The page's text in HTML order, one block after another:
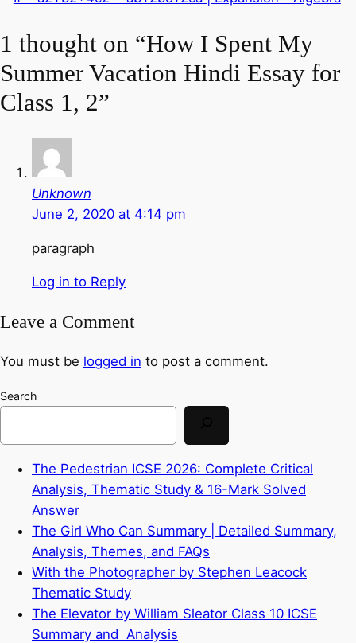
1 thought on “How I Spent My
Summer Vacation Hindi Essay for
Class 1, 2”
Unknown
June 2, 2020 at 4:14 pm
paragraph
Log in to Reply
Leave a Comment
You must be logged in to post a comment.
Search
The Pedestrian ICSE 2026: Complete Critical
Analysis, Thematic Study & 16-Mark Solved
Answer
The Girl Who Can Summary | Detailed Summary,
Analysis, Themes, and FAQs
With the Photographer by Stephen Leacock
Thematic Study
The Elevator by William Sleator Class 10 ICSE
Summary and Analysis